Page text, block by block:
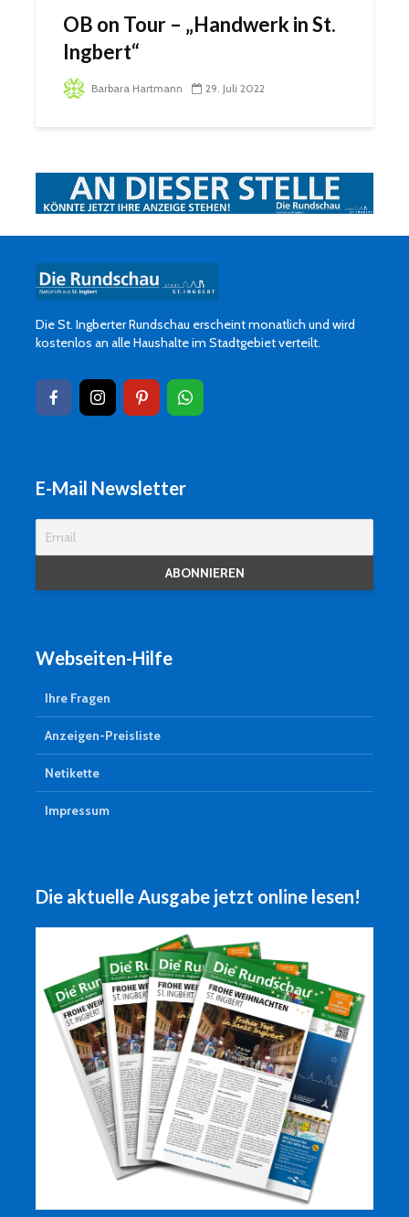
OB on Tour – „Handwerk in St.
Ingbert“
Barbara Hartmann 29. Juli 2022
Die St. Ingberter Rundschau erscheint monatlich und wird
kostenlos an alle Haushalte im Stadtgebiet verteilt.
E-Mail Newsletter
Webseiten-Hilfe
Ihre Fragen
Anzeigen-Preisliste
Netikette
Impressum
Die aktuelle Ausgabe jetzt online lesen!